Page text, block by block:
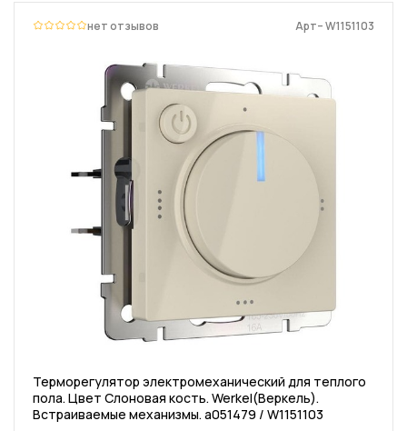
нет отзывов Арт– W1151103
Терморегулятор электромеханический для теплого
пола. Цвет Слоновая кость. Werkel(Веркель).
Встраиваемые механизмы. a051479 / W1151103